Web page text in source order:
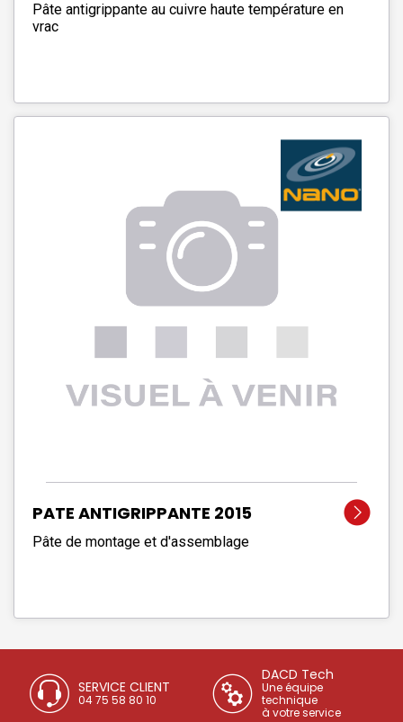
Pâte antigrippante au cuivre haute température en
vrac
PATE ANTIGRIPPANTE 2015
Pâte de montage et d'assemblage
SERVICE CLIENT
04 75 58 80 10
DACD Tech
Une équipe
technique
à votre service